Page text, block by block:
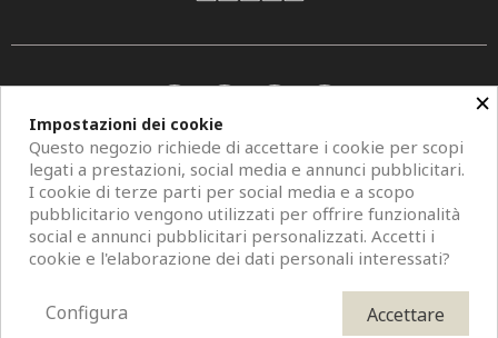
Copyright © 2026 Centro Specchi. Mestre (Venezia) P.IVA 04962320273.
Modelli di specchi, fotografie e descrizioni sono protetti da diritti d'autore. All
Rights Reserved. È vietata la riproduzione anche parziale.
×
Impostazioni dei cookie
Questo negozio richiede di accettare i cookie per scopi
legati a prestazioni, social media e annunci pubblicitari.
I cookie di terze parti per social media e a scopo
pubblicitario vengono utilizzati per offrire funzionalità
social e annunci pubblicitari personalizzati. Accetti i
cookie e l'elaborazione dei dati personali interessati?
Accettare
Configura